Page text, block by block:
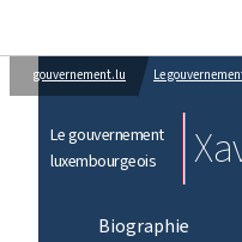
gouvernement.lu Le
Le gouvernement
luxembourgeois
Biographie